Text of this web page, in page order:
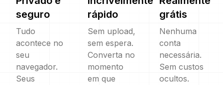
seguro
Tudo
acontece no
seu
navegador.
Seus
rápido
Sem upload,
sem espera.
Converta no
momento
em que
grátis
Nenhuma
conta
necessária.
Sem custos
ocultos.